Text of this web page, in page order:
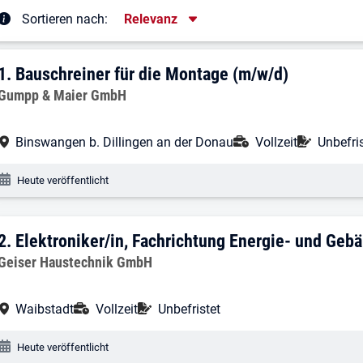
Sortieren nach: Sortierung
Relevanz
Ergebnis: Bauschreiner für die
Bauschreiner für die Montage (m/w/d)
& Maier GmbH
Arbeitsort:
Binswangen b. Dillingen an der Donau Anstellungsart:
Vollzeit
Veröffentlichungsdatum:
Heute veröffentlicht
Ergebnis: Elektroniker/in,
Elektroniker/in, Fachrichtung Energie- und
Haustechnik GmbH
Arbeitsort:
Waibstadt Anstellungsart:
Vollzeit Befristung:
Unbefristet
Veröffentlichungsdatum:
Heute veröffentlicht